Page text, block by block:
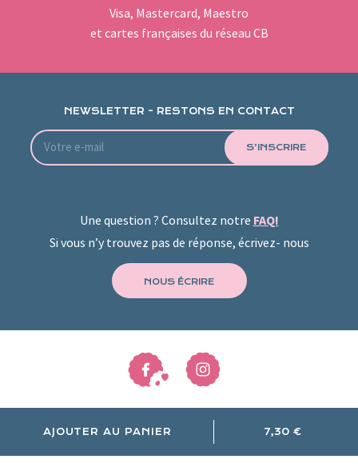
AJOUTER AU PANIER 7,30 €
Visa, Mastercard, Maestro
et cartes françaises du réseau CB
NEWSLETTER - RESTONS EN CONTACT
S’INSCRIRE
Une question ? Consultez notre FAQ!
Si vous n’y trouvez pas de réponse, écrivez- nous
NOUS ÉCRIRE
Mentions légales et politique de confidentialité
Gestion des cookies